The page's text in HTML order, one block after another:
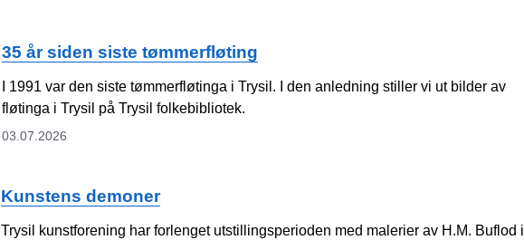
35 år siden siste tømmerfløting
I 1991 var den siste tømmerfløtinga i Trysil. I den anledning stiller vi ut bilder av
fløtinga i Trysil på Trysil folkebibliotek.
03.07.2026
Kunstens demoner
Trysil kunstforening har forlenget utstillingsperioden med malerier av H.M. Buflod i